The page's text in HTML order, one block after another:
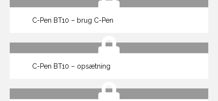
C-Pen BT10 – brug C-Pen
C-Pen BT10 – opsætning